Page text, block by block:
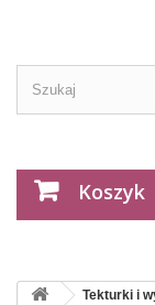
Koszyk
Tekturki i